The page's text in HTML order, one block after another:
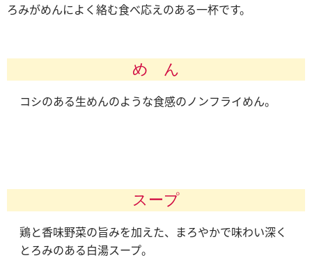
ろみがめんによく絡む食べ応えのある一杯です。
め ん
コシのある生めんのような食感のノンフライめん。
スープ
鶏と香味野菜の旨みを加えた、まろやかで味わい深く
とろみのある白湯スープ。